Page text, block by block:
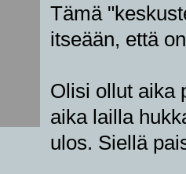
Tämä
itseään, että
Olisi ollut aika
aika lailla
ulos. Siellä